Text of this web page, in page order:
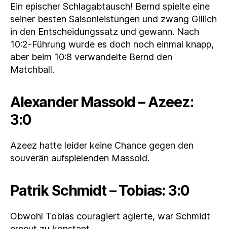
Ein epischer Schlagabtausch! Bernd spielte eine
seiner besten Saisonleistungen und zwang Gillich
in den Entscheidungssatz und gewann. Nach
10:2-Führung wurde es doch noch einmal knapp,
aber beim 10:8 verwandelte Bernd den
Matchball.
Alexander Massold – Azeez:
3:0
Azeez hatte leider keine Chance gegen den
souverän aufspielenden Massold.
Patrik Schmidt – Tobias: 3:0
Obwohl Tobias couragiert agierte, war Schmidt